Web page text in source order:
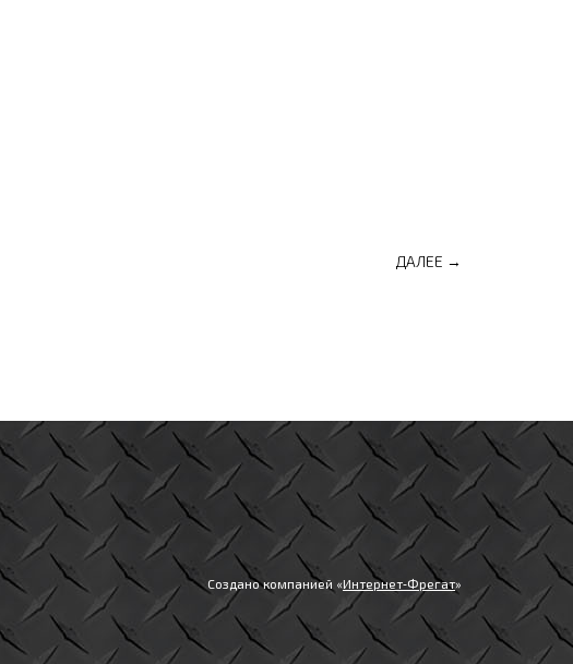
ДАЛЕЕ →
Создано компанией «Интернет‑Фрегат»